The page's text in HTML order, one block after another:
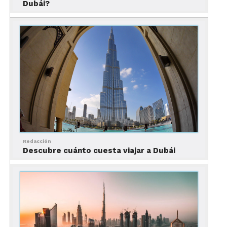
Calvin Klein, Tommy Hilfiger; si lo prefieren, Bath
& Body Works también participará en estas
promociones.
Por otra parte, para tus clientes que viajen en
familia, podrán ahorrar y refrescarse del calor del
verano de Dubái en Atlantis Aquaventure, o sacar
el estrés y la adrenalina en las emocionantes
Dubái?
Redacción
Descubre cuánto cuesta viajar a Dubái